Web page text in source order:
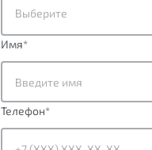
Выберите
Имя*
Телефон*